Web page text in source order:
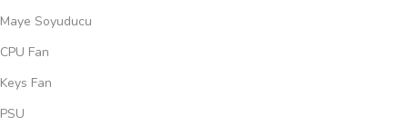
Maye Soyuducu
CPU Fan
Keys Fan
PSU